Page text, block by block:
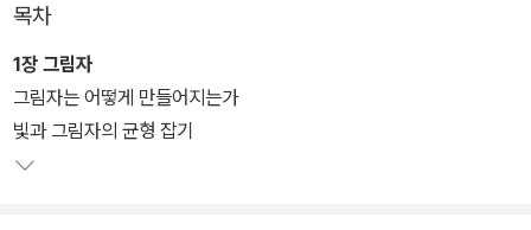
불안, 나태, 분노, 우울 등 현대인들이 토로하는 심리적 문제는 저마다
다른 형태로 표출되지만, 그 기저에는 그림자가 짙게 깔려 있다. 이들
문제는 사회에 자신을 적응하는 과정에서 억압된 자아, 즉 그림자를
부정함으로써 생겨난 결과이기 때문이다.
목차
1장 그림자
그림자는 어떻게 만들어지는가
빛과 그림자의 균형 잡기